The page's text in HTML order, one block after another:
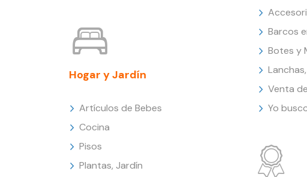
Hogar y Jardín
Artículos de Bebes
Cocina
Pisos
Plantas, Jardín
Barcos
Botes y
Venta
Yo